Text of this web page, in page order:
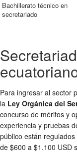
Bachillerato técnico en
secretariado
Para ingresar al sector
la Ley Orgánica del
concurso de méritos y
experiencia y pruebas
público están
de $600 a $1.100 USD